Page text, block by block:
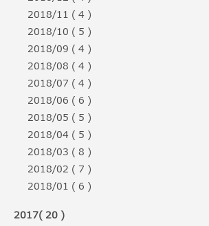
2018/11 ( 4 )
2018/10 ( 5 )
2018/09 ( 4 )
2018/08 ( 4 )
2018/07 ( 4 )
2018/06 ( 6 )
2018/05 ( 5 )
2018/04 ( 5 )
2018/03 ( 8 )
2018/02 ( 7 )
2018/01 ( 6 )
2017( 20 )